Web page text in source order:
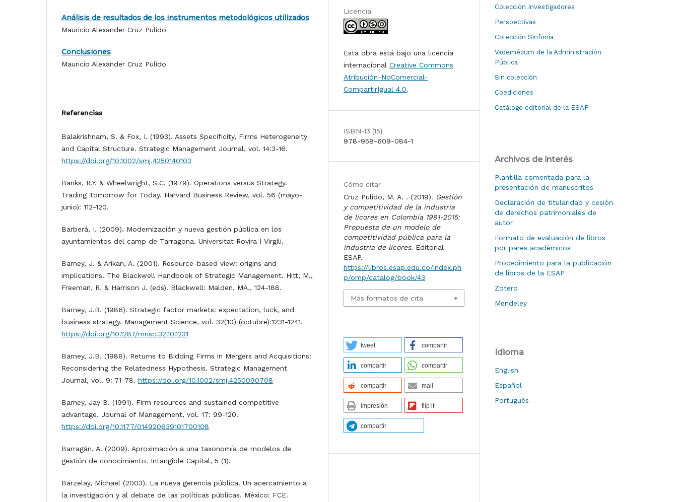
Análisis de resultados de los instrumentos metodológicos utilizados
Mauricio Alexander Cruz Pulido
Conclusiones
Mauricio Alexander Cruz Pulido
Referencias
Balakrishnam, S. & Fox, I. (1993). Assets Specificity, Firms Heterogeneity
and Capital Structure. Strategic Management Journal, vol. 14:3-16.
https://doi.org/10.1002/smj.4250140103
Banks, R.Y. & Wheelwright, S.C. (1979). Operations versus Strategy.
Trading Tomorrow for Today. Harvard Business Review, vol. 56 (mayo-
junio): 112-120.
Barberá, I. (2009). Modernización y nueva gestión pública en los
ayuntamientos del camp de Tarragona. Universitat Rovira I Virgili.
Barney, J. & Arikan, A. (2001). Resource-based view: origins and
implications. The Blackwell Handbook of Strategic Management. Hitt, M.,
Freeman, R. & Harrison J. (eds). Blackwell: Malden, MA., 124-188.
Barney, J.B. (1986). Strategic factor markets: expectation, luck, and
business strategy. Management Science, vol. 32(10) (octubre):1231-1241.
https://doi.org/10.1287/mnsc.32.10.1231
Barney, J.B. (1988). Returns to Bidding Firms in Mergers and Acquisitions:
Reconsidering the Relatedness Hypothesis. Strategic Management
Journal, vol. 9: 71-78. https://doi.org/10.1002/smj.4250090708
Barney, Jay B. (1991). Firm resources and sustained competitive
advantage. Journal of Management, vol. 17: 99-120.
https://doi.org/10.1177/014920639101700108
Barragán, A. (2009). Aproximación a una taxonomía de modelos de
gestión de conocimiento. Intangible Capital, 5 (1).
Barzelay, Michael (2003). La nueva gerencia pública. Un acercamiento a
la investigación y al debate de las políticas públicas. México: FCE.
Licencia
Esta obra está bajo una licencia
internacional Creative Commons
Atribución-NoComercial-
CompartirIgual 4.0.
ISBN-13 (15)
978-958-609-084-1
Cómo citar
Cruz Pulido, M. A. . (2019). Gestión
y competitividad de la industria
de licores en Colombia 1991-2015:
Propuesta de un modelo de
competitividad pública para la
industria de licores. Editorial
ESAP.
https://libros.esap.edu.co/index.ph
p/omp/catalog/book/43
Más formatos de cita
tweet compartir
compartir compartir
compartir mail
impresión flip it
compartir
Colección Investigadores
Perspectivas
Colección Sinfonía
Vademécum de la Administración
Pública
Sin colección
Coediciones
Catálogo editorial de la ESAP
Archivos de interés
Plantilla comentada para la
presentación de manuscritos
Declaración de titularidad y cesión
de derechos patrimoniales de
autor
Formato de evaluación de libros
por pares académicos
Procedimiento para la publicación
de libros de la ESAP
Zotero
Mendeley
Idioma
English
Español
Português